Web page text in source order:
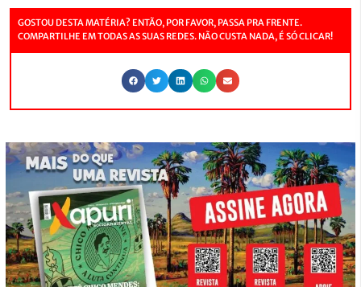
GOSTOU DESTA MATÉRIA? ENTÃO, POR FAVOR, PASSA PRA FRENTE.
COMPARTILHE EM TODAS AS SUAS REDES. NÃO CUSTA NADA, É SÓ CLICAR!